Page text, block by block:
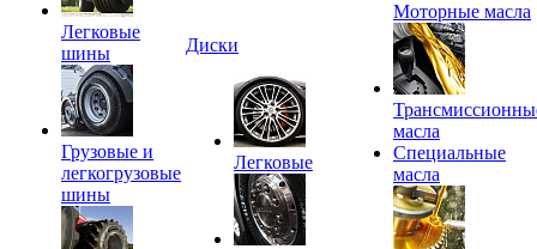
Легковые
шины
Грузовые и
легкогрузовые
шины
Диски
Легковые
Моторные масла
масла
Специальные
масла